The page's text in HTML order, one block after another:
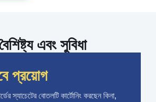
এবং সুবিধা
প্রয়োগ
স্যাচেটের বোতলটি কার্টোনিং করছেন কিনা,